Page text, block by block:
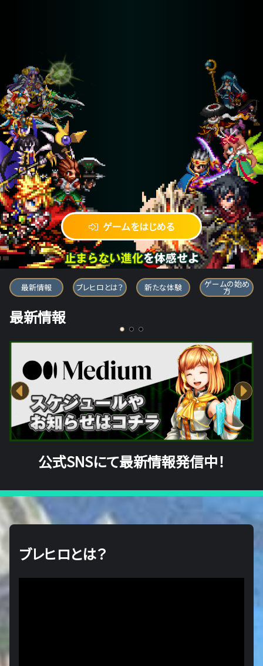
ゲームをはじめる
ブレイブ フロンティア ヒーローズ
最新情報 ブレヒロとは？ 新たな体験 ゲームの始め
方
最新情報
公式SNSにて最新情報発信中！
ブレヒロとは？